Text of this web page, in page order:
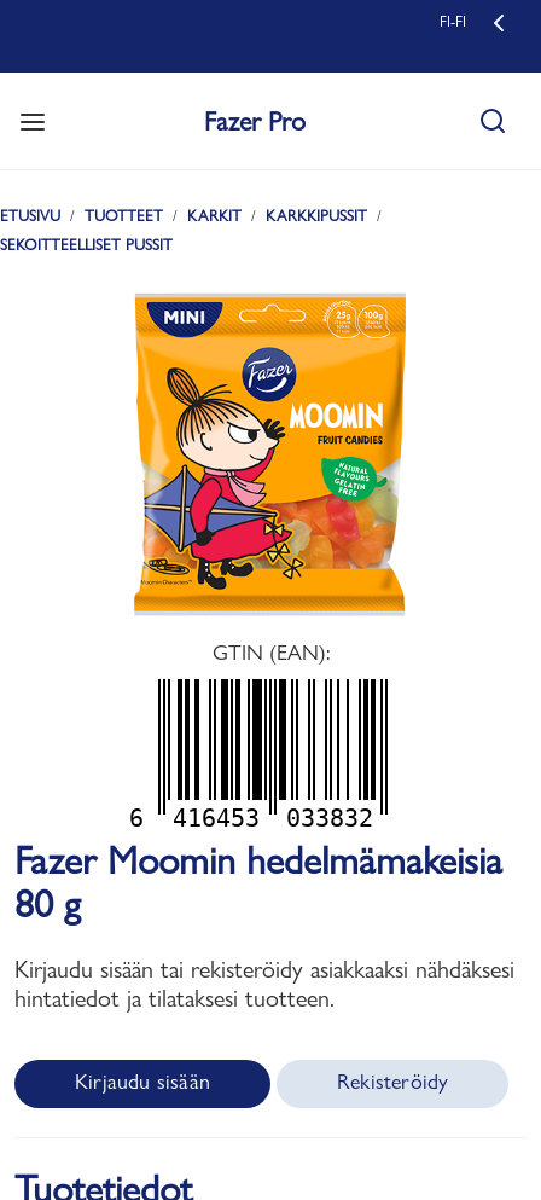
FI-FI
Fazer Pro
ETUSIVU TUOTTEET KARKIT
KARKKIPUSSIT
SEKOITTEELLISET PUSSIT
GTIN (EAN):
6 416453 033832
Fazer Moomin hedelmämakeisia
80 g
Kirjaudu sisään tai rekisteröidy asiakkaaksi nähdäksesi
hintatiedot ja tilataksesi tuotteen.
Kirjaudu sisään Rekisteröidy
Tuotetiedot